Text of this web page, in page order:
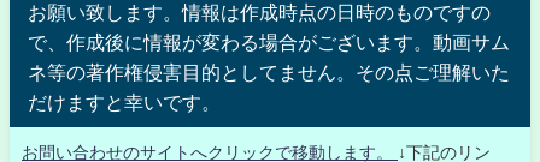
お願い致します。情報は作成時点の日時のものですの
で、作成後に情報が変わる場合がございます。動画サム
ネ等の著作権侵害目的としてません。その点ご理解いた
だけますと幸いです。
お問い合わせのサイトへクリックで移動します。
↓下記のリン